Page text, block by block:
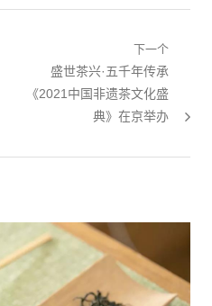
下一个
下一篇：
盛世茶兴·五千年传承
《2021中国非遗茶文化盛
典》在京举办